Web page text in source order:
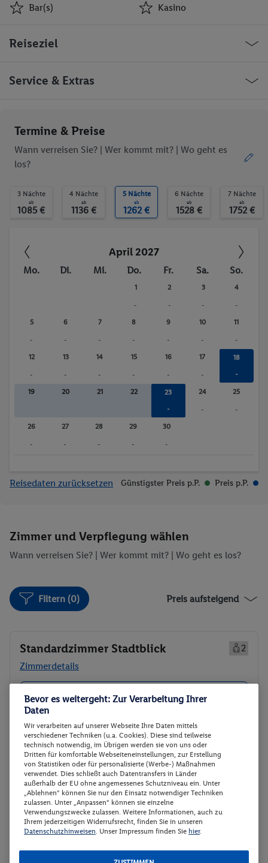
Bar(s)
Kasino
Bar(s)
WLAN-Internet
Außenpool(s)
Liegestühle
Sonnenschirme
Animation
Reiseziel
USA Las Vegas Las Vegas Boulevard
Service & Extras
entspricht, erfrage bitte vor der Buchung im Service Center.
Termine & Preise
Wann verreisen Sie? | Wer kommt mit? | Wo geht es
los?
3 Nächte
ab
1085 €
4 Nächte
ab
1136 €
5 Nächte
ab
1262 €
6 Nächte
ab
1528 €
7 Nächte
ab
1752 €
April 2027
Mo. Di. Mi. Do. Fr. Sa. So.
1
-
2
-
3
-
4
-
5
-
6
-
7
-
8
-
9
-
10
-
11
-
12
-
13
-
14
-
15
-
16
-
17
-
18
-
19 20 21 22
23
-
24
-
25
-
26
-
27
-
28
-
29
-
30
-
Reisedaten zurücksetzen Günstigster Preis p.P. Preis p.P.
Zimmer und Verpflegung wählen
Wann verreisen Sie? | Wer kommt mit? | Wo geht es los?
Filtern (0) Preis aufsteigend
Standardzimmer Stadtblick
2
Zimmerdetails
Buchen
Standardzimmer Stadtblick
18.04. - 23.04.2027
Abflugzeiten werden nachgereicht
Standardzimmer Stadtblick
Ohne Verpflegung
p.P.
1262.-
Gesamt 2524 €
Veranstalter:DERTOUR Deutschland
GmbH
Veranstalters
Nicht
Bevor es weitergeht: Zur Verarbeitung Ihrer
Daten
Wir verarbeiten auf unserer Webseite Ihre Daten mittels
verschiedener Techniken (u.a. Cookies). Diese sind teilweise
technisch notwendig, im Übrigen werden sie von uns oder
Dritten für komfortable Webseiteneinstellungen, zur Erstellung
von Statistiken oder für personalisierte (Werbe-) Maßnahmen
verwendet. Dies schließt auch Datentransfers in Länder
außerhalb der EU ohne angemessenes Schutzniveau ein. Unter
„Ablehnen“ können Sie nur den Einsatz notwendiger Techniken
zulassen. Unter „Anpassen“ können sie einzelne
Verwendungszwecke zulassen. Weitere Informationen, auch zu
Ihrem jederzeitigen Widerrufsrecht, finden Sie in unseren
Datenschutzhinweisen . Unser Impressum finden Sie hier.